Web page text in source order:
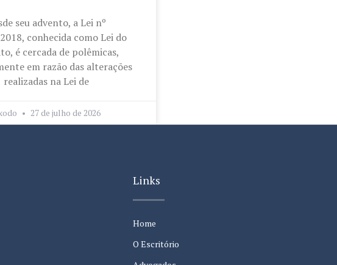
seu advento, a Lei nº
conhecida como Lei do
é cercada de polêmicas,
em razão das alterações
realizadas na Lei de
27 de julho de 2026
Links
Home
O Escritório